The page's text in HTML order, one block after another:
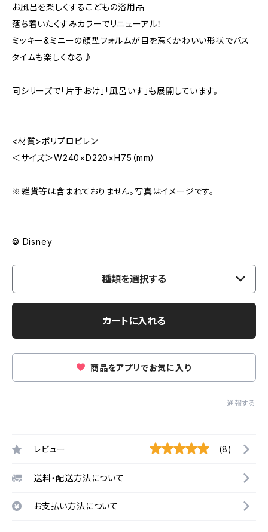
お風呂を楽しくするこどもの浴用品
落ち着いたくすみカラーでリニューアル！
ミッキー&ミニーの顔型フォルムが目を惹くかわいい形状でバス
タイムも楽しくなる♪
同シリーズで「片手おけ」「風呂いす」も展開しています。
<材質>ポリプロピレン
＜サイズ＞W240×D220×H75（mm）
※雑貨等は含まれておりません。写真はイメージです。
© Disney
種類を選択する
カートに入れる
商品をアプリでお気に入り
通報する
レビュー (8)
送料・配送方法について
お支払い方法について